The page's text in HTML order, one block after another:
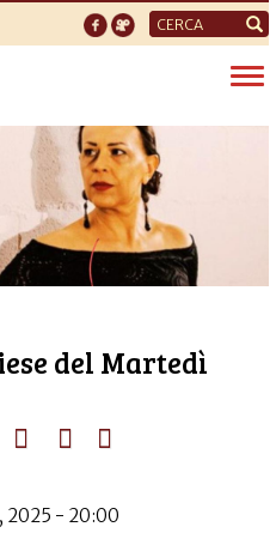
Form
di
ricerca
del Martedì
2025 - 20:00